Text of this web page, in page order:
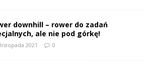
downhill – rower do zadań
ale nie pod górkę!
2021 0